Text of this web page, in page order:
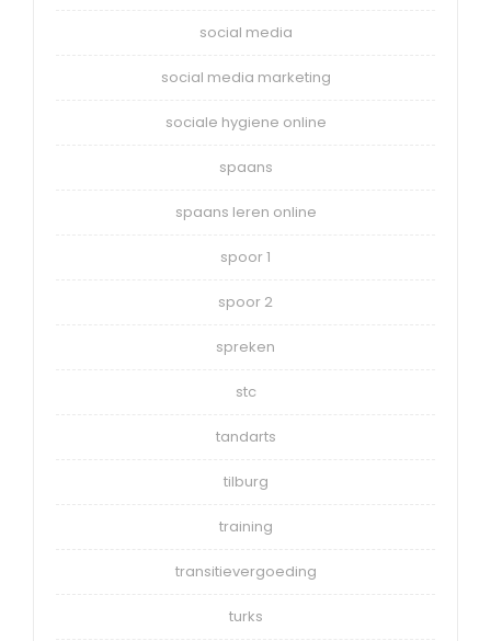
social media
social media marketing
sociale hygiene online
spaans
spaans leren online
spoor 1
spoor 2
spreken
stc
tandarts
tilburg
training
transitievergoeding
turks